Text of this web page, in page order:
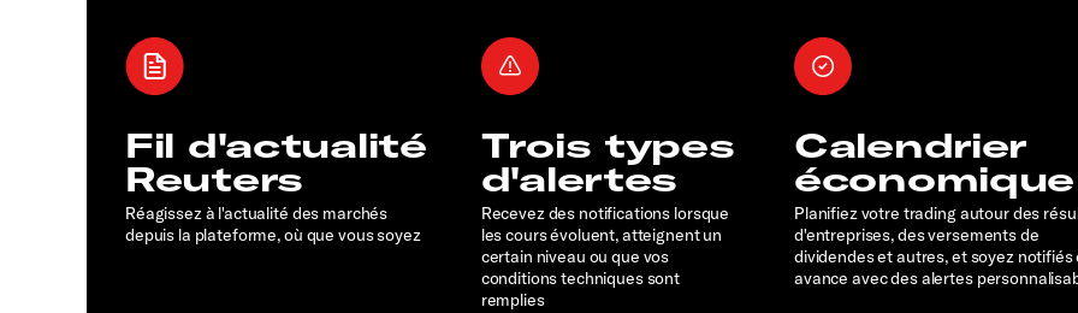
Fil d'actualité
Reuters
Réagissez à l'actualité des marchés
depuis la plateforme, où que vous soyez
Trois types
d'alertes
Recevez des notifications lorsque
les cours évoluent, atteignent un
certain niveau ou que vos
conditions techniques sont
remplies
Calendrier
économique
Planifiez votre trading autour des
d'entreprises, des versements de
dividendes et autres, et soyez notifiés
avance avec des alertes